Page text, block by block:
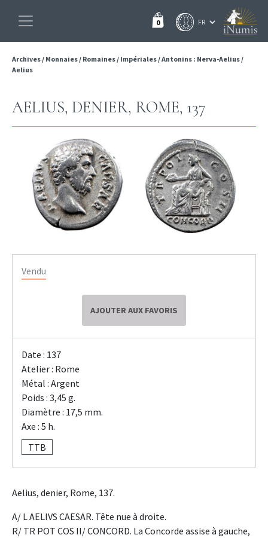
0
Archives/ Monnaies/ Romaines/ Impériales/Antonins : Nerva-Aelius/
Aelius
AELIUS, DENIER, ROME, 137
Vendu
AJOUTER AUX FAVORIS
Date : 137
Atelier : Rome
Métal : Argent
Poids : 3,45 g.
Diamètre : 17,5 mm.
Axe : 5 h.
TTB
Aelius, denier, Rome, 137.
A/ L AELIVS CAESAR. Tête nue à droite.
R/ TR POT COS II/ CONCORD. La Concorde assise à gauche,